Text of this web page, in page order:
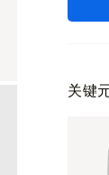
关键